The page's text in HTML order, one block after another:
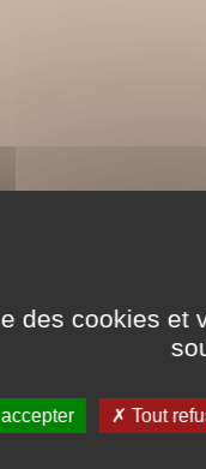
des cookies et
Tout